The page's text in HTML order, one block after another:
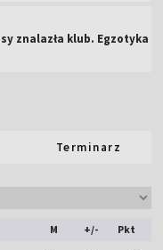
znalazła klub. Egzotyka
Terminarz
M +/- Pkt